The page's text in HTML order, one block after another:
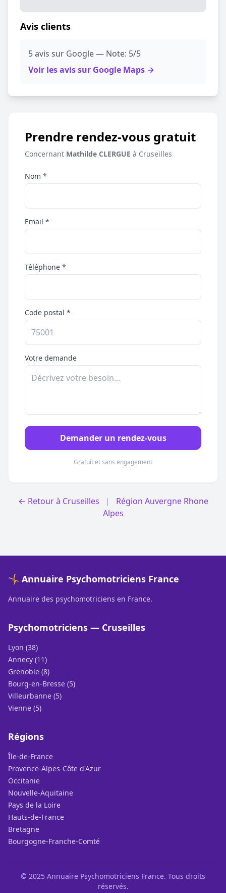
Avis clients
5 avis sur Google — Note: 5/5
Voir les avis sur Google Maps →
Prendre rendez-vous gratuit
Concernant Mathilde CLERGUE à Cruseilles
Nom *
Email *
Téléphone *
Code postal *
Votre demande
Demander un rendez-vous
Gratuit et sans engagement
← Retour à Cruseilles |
Région Auvergne Rhone
Alpes
🤸 Annuaire Psychomotriciens France
Annuaire des psychomotriciens en France.
Psychomotriciens — Cruseilles
Lyon (38)
Annecy (11)
Grenoble (8)
Bourg-en-Bresse (5)
Villeurbanne (5)
Vienne (5)
Régions
Île-de-France
Provence-Alpes-Côte d'Azur
Occitanie
Nouvelle-Aquitaine
Pays de la Loire
Hauts-de-France
Bretagne
Bourgogne-Franche-Comté
© 2025 Annuaire Psychomotriciens France. Tous droits
réservés.